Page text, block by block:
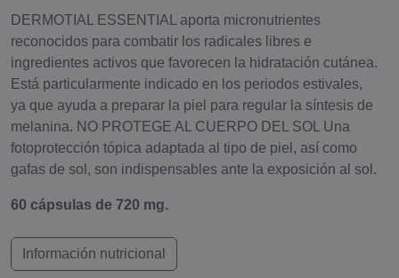
DERMOTIAL ESSENTIAL aporta micronutrientes
reconocidos para combatir los radicales libres e
ingredientes activos que favorecen la hidratación cutánea.
Está particularmente indicado en los periodos estivales,
ya que ayuda a preparar la piel para regular la síntesis de
melanina. NO PROTEGE AL CUERPO DEL SOL Una
fotoprotección tópica adaptada al tipo de piel, así como
gafas de sol, son indispensables ante la exposición al sol.
60 cápsulas de 720 mg.
Información nutricional